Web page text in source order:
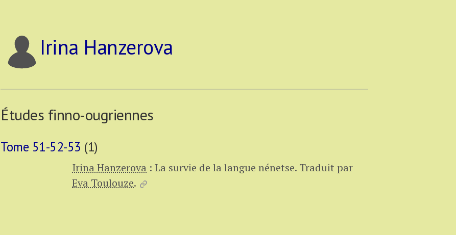
Irina Hanzerova
Études finno-ougriennes
Tome 51-52-53 (1)
Irina Hanzerova : La survie de la langue nénetse. Traduit par
Eva Toulouze.